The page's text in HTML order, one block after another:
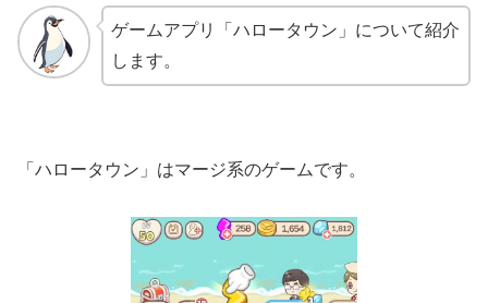
ゲームアプリ「ハロータウン」について紹介
します。
「ハロータウン」はマージ系のゲームです。